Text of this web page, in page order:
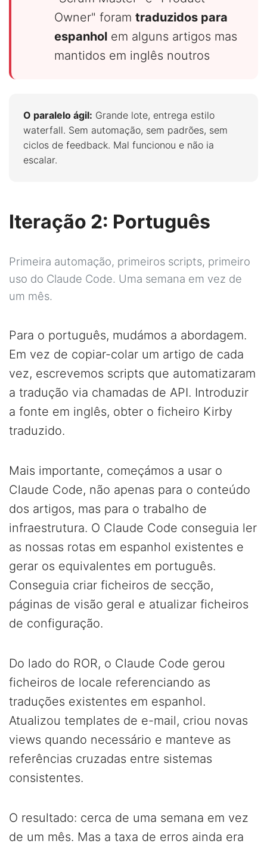
Owner" foram traduzidos para
espanhol em alguns artigos mas
mantidos em inglês noutros
O paralelo ágil: Grande lote, entrega estilo
waterfall. Sem automação, sem padrões, sem
ciclos de feedback. Mal funcionou e não ia
escalar.
Iteração 2: Português
Primeira automação, primeiros scripts, primeiro
uso do Claude Code. Uma semana em vez de
um mês.
Para o português, mudámos a abordagem.
Em vez de copiar-colar um artigo de cada
vez, escrevemos scripts que automatizaram
a tradução via chamadas de API. Introduzir
a fonte em inglês, obter o ficheiro Kirby
traduzido.
Mais importante, começámos a usar o
Claude Code, não apenas para o conteúdo
dos artigos, mas para o trabalho de
infraestrutura. O Claude Code conseguia ler
as nossas rotas em espanhol existentes e
gerar os equivalentes em português.
Conseguia criar ficheiros de secção,
páginas de visão geral e atualizar ficheiros
de configuração.
Do lado do ROR, o Claude Code gerou
ficheiros de locale referenciando as
traduções existentes em espanhol.
Atualizou templates de e-mail, criou novas
views quando necessário e manteve as
referências cruzadas entre sistemas
consistentes.
O resultado: cerca de uma semana em vez
de um mês. Mas a taxa de erros ainda era